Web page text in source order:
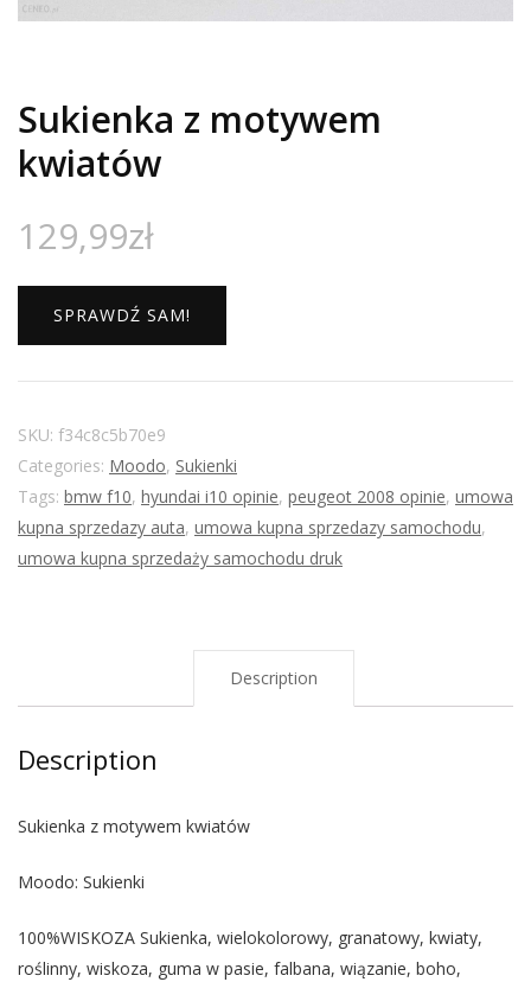
Sukienka z motywem
kwiatów
129,99zł
SPRAWDŹ SAM!
SKU: f34c8c5b70e9
Categories: Moodo, Sukienki
Tags: bmw f10, hyundai i10 opinie, peugeot 2008 opinie, umowa
kupna sprzedazy auta, umowa kupna sprzedazy samochodu,
umowa kupna sprzedaży samochodu druk
Description
Description
Sukienka z motywem kwiatów
Moodo: Sukienki
100%WISKOZA Sukienka, wielokolorowy, granatowy, kwiaty,
roślinny, wiskoza, guma w pasie, falbana, wiązanie, boho,